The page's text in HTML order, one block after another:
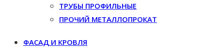
ТРУБЫ ПРОФИЛЬНЫЕ
ПРОЧИЙ МЕТАЛЛОПРОКАТ
ФАСАД И КРОВЛЯ